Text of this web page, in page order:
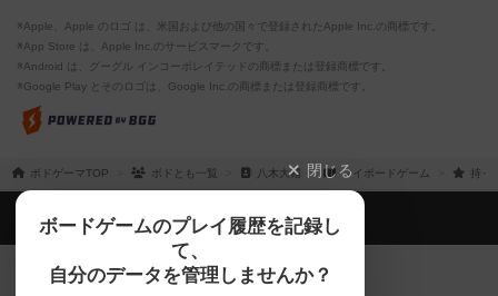
※Apple、Apple のロゴ は、米国および他の国々で登録されたApple Inc.の商標です。
※App Store は、Apple Inc.のサービスマークです。
※Android は、グーグル インコーポレイテッドの商標または登録商標です。
※Google Play とそのロゴは、Google Inc.の商標または登録商標です。
ボドゲーマTOP ボドとも一覧 八木大輔 マイボードゲーム 持っ
閉じる
ボードゲームのプレイ履歴を記録し
て、
自分のデータを管理しませんか？
ボドゲーマTOP
ボードゲームを検索する